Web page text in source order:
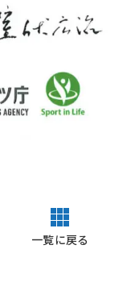
一覧に戻る